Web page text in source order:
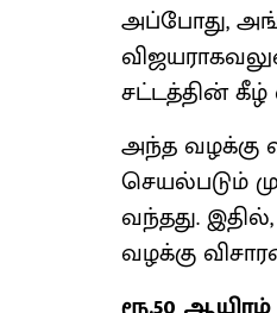
அப்போது,
சட்டத்தின் கீழ்
அந்த வழக்கு
செயல்படும்
வந்தது.
வழக்கு